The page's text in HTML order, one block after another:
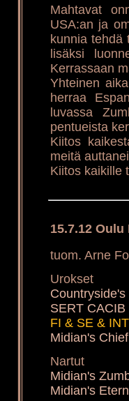
Mahtavat
USA:an ja
kunnia tehdä
lisäksi
Kerrassaan
Yhteinen
herraa
luvassa
pentueista
Kiitos
meitä
Kiitos kaikille
15.7.12 Oulu
tuom. Arne
Urokset
SERT CACIB
FI & SE &
Midian's
Nartut
Midian's
Midian's